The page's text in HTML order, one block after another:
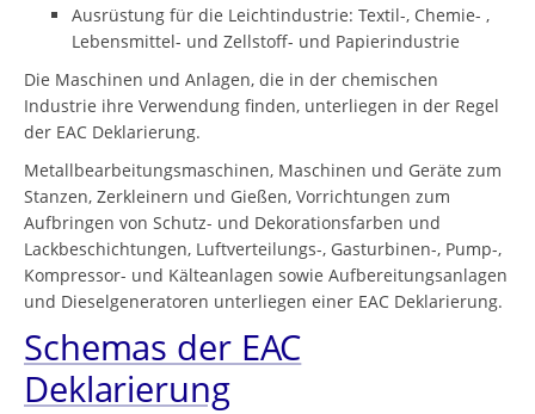
Ausrüstung für die Leichtindustrie: Textil-, Chemie- ,
Lebensmittel- und Zellstoff- und Papierindustrie
Die Maschinen und Anlagen, die in der chemischen
Industrie ihre Verwendung finden, unterliegen in der Regel
der EAC Deklarierung.
Metallbearbeitungsmaschinen, Maschinen und Geräte zum
Stanzen, Zerkleinern und Gießen, Vorrichtungen zum
Aufbringen von Schutz- und Dekorationsfarben und
Lackbeschichtungen, Luftverteilungs-, Gasturbinen-, Pump-,
Kompressor- und Kälteanlagen sowie Aufbereitungsanlagen
und Dieselgeneratoren unterliegen einer EAC Deklarierung.
Schemas der EAC
Deklarierung